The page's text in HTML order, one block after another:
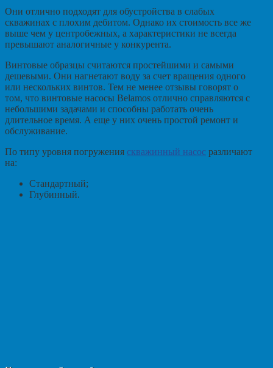
Они отлично подходят для обустройства в слабых
скважинах с плохим дебитом. Однако их стоимость все же
выше чем у центробежных, а характеристики не всегда
превышают аналогичные у конкурента.
Винтовые образцы считаются простейшими и самыми
дешевыми. Они нагнетают воду за счет вращения одного
или нескольких винтов. Тем не менее отзывы говорят о
том, что винтовые насосы Belamos отлично справляются с
небольшими задачами и способны работать очень
длительное время. А еще у них очень простой ремонт и
обслуживание.
По типу уровня погружения скважинный насос различают
на:
Стандартный;
Глубинный.